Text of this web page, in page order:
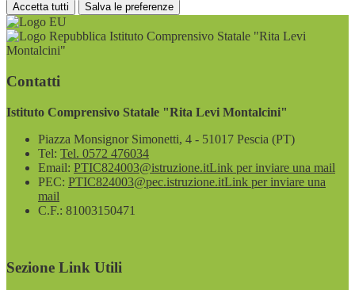
Accetta tutti Salva le preferenze
Istituto Comprensivo Statale "Rita Levi
Montalcini"
Contatti
Istituto Comprensivo Statale "Rita Levi Montalcini"
Piazza Monsignor Simonetti, 4 - 51017 Pescia (PT)
Tel: Tel. 0572 476034
Email: PTIC824003@istruzione.itLink per inviare una mail
PEC: PTIC824003@pec.istruzione.itLink per inviare una
mail
C.F.: 81003150471
Sezione Link Utili